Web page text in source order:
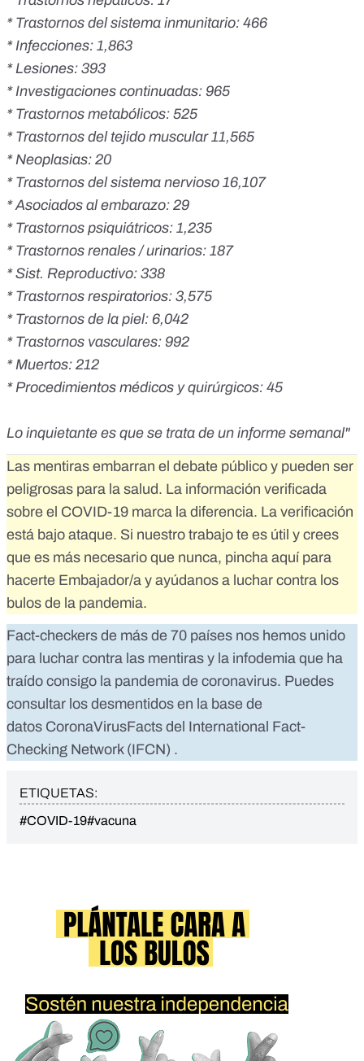
* Trastornos del sistema inmunitario: 466
* Infecciones: 1,863
* Lesiones: 393
* Investigaciones continuadas: 965
* Trastornos metabólicos: 525
* Trastornos del tejido muscular 11,565
* Neoplasias: 20
* Trastornos del sistema nervioso 16,107
* Asociados al embarazo: 29
* Trastornos psiquiátricos: 1,235
* Trastornos renales / urinarios: 187
* Sist. Reproductivo: 338
* Trastornos respiratorios: 3,575
* Trastornos de la piel: 6,042
* Trastornos vasculares: 992
* Muertos: 212
* Procedimientos médicos y quirúrgicos: 45
Lo inquietante es que se trata de un informe semanal"
Las mentiras embarran el debate público y pueden ser
peligrosas para la salud. La información verificada
sobre el COVID-19 marca la diferencia. La verificación
está bajo ataque. Si nuestro trabajo te es útil y crees
que es más necesario que nunca, pincha aquí para
hacerte Embajador/a y ayúdanos a luchar contra los
bulos de la pandemia.
Fact-checkers de más de 70 países nos hemos unido
para luchar contra las mentiras y la infodemia que ha
traído consigo la pandemia de coronavirus. Puedes
consultar los desmentidos en la base de
datos CoronaVirusFacts del International Fact-
Checking Network (IFCN) .
ETIQUETAS:
#COVID-19#vacuna